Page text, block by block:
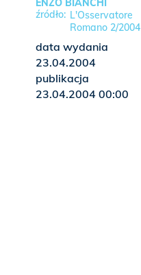
ENZO BIANCHI
L'Osservatore
Romano 2/2004
data wydania
23.04.2004
publikacja
23.04.2004 00:00